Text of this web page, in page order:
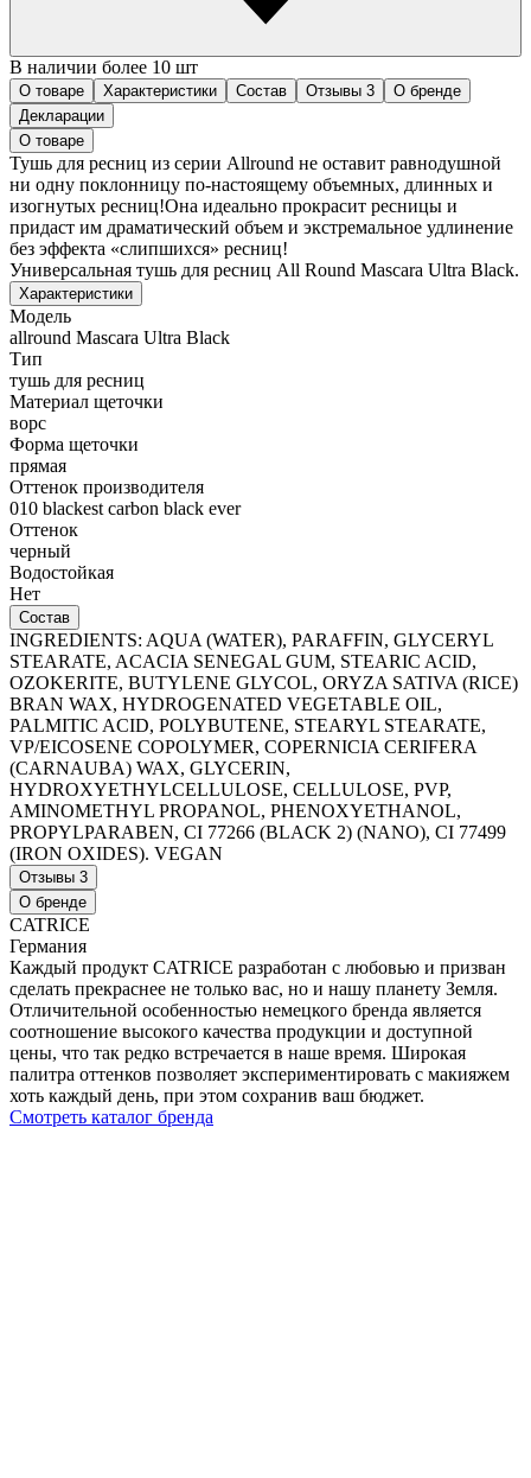
В наличии более 10 шт
О товаре Характеристики Состав Отзывы 3
О бренде
Декларации
О товаре
Тушь для ресниц из серии Allround не оставит равнодушной
ни одну поклонницу по-настоящему объемных, длинных и
изогнутых ресниц!Она идеально прокрасит ресницы и
придаст им драматический объем и экстремальное удлинение
без эффекта «слипшихся» ресниц!
Универсальная тушь для ресниц All Round Mascara Ultra Black.
Характеристики
Модель
allround Mascara Ultra Black
Тип
тушь для ресниц
Материал щеточки
ворс
Форма щеточки
прямая
Оттенок производителя
010 blackest carbon black ever
Оттенок
черный
Водостойкая
Нет
Состав
INGREDIENTS: AQUA (WATER), PARAFFIN, GLYCERYL
STEARATE, ACACIA SENEGAL GUM, STEARIC ACID,
OZOKERITE, BUTYLENE GLYCOL, ORYZA SATIVA (RICE)
BRAN WAX, HYDROGENATED VEGETABLE OIL,
PALMITIC ACID, POLYBUTENE, STEARYL STEARATE,
VP/EICOSENE COPOLYMER, COPERNICIA CERIFERA
(CARNAUBA) WAX, GLYCERIN,
HYDROXYETHYLCELLULOSE, CELLULOSE, PVP,
AMINOMETHYL PROPANOL, PHENOXYETHANOL,
PROPYLPARABEN, CI 77266 (BLACK 2) (NANO), CI 77499
(IRON OXIDES). VEGAN
Отзывы 3
О бренде
CATRICE
Германия
Каждый продукт CATRICE разработан с любовью и призван
сделать прекраснее не только вас, но и нашу планету Земля.
Отличительной особенностью немецкого бренда является
соотношение высокого качества продукции и доступной
цены, что так редко встречается в наше время. Широкая
палитра оттенков позволяет экспериментировать с макияжем
хоть каждый день, при этом сохранив ваш бюджет.
Смотреть каталог бренда